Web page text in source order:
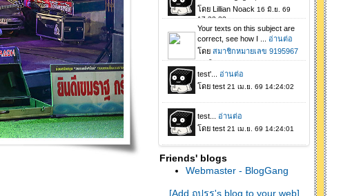
Friends' blogs
Webmaster - BlogGang
[Add ถปรร's blog to your web]